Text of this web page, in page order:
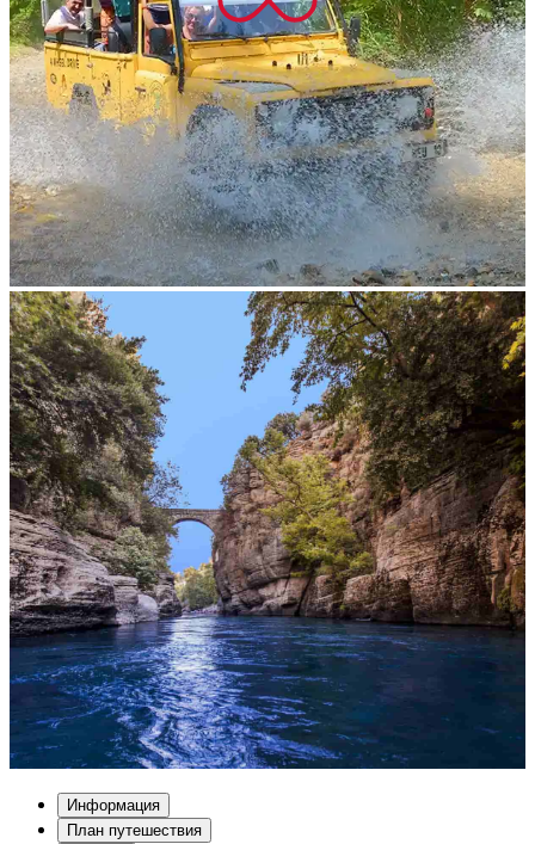
Информация
План путешествия